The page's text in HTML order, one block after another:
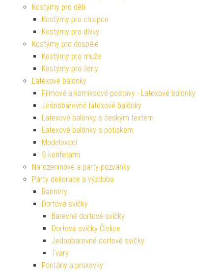
Kostýmy pro děti
Kostýmy pro chlapce
Kostýmy pro dívky
Kostýmy pro dospělé
Kostýmy pro muže
Kostýmy pro ženy
Latexové balónky
Filmové a komiksové postavy - Latexové balónky
Jednobarevné latexové balónky
Latexové balónky s českým textem
Latexové balónky s potiskem
Modelovací
S konfetami
Narozeninové a párty pozvánky
Párty dekorace a výzdoba
Bannery
Dortové svíčky
Barevné dortové svíčky
Dortové svíčky Číslice
Jednobarevné dortové svíčky
Tvary
Fontány a prskavky